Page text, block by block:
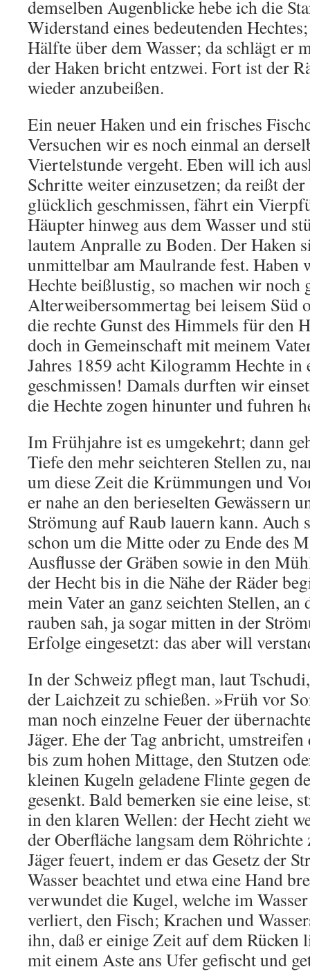
demselben Augenblicke hebe ich die
Widerstand eines bedeutenden
Hälfte über dem Wasser; da schlägt er
der Haken bricht entzwei. Fort ist der
wieder anzubeißen.
Ein neuer Haken und ein frisches
Versuchen wir es noch einmal an
Viertelstunde vergeht. Eben will ich
Schritte weiter einzusetzen; da reißt
glücklich geschmissen, fährt ein
Häupter hinweg aus dem Wasser und
lautem Anpralle zu Boden. Der Haken
unmittelbar am Maulrande fest. Haben
Hechte beißlustig, so machen wir noch
Alterweibersommertag bei leisem Süd
die rechte Gunst des Himmels für den
doch in Gemeinschaft mit meinem
Jahres 1859 acht Kilogramm Hechte in
geschmissen! Damals durften wir
die Hechte zogen hinunter und fuhren
Im Frühjahre ist es umgekehrt; dann
Tiefe den mehr seichteren Stellen zu,
um diese Zeit die Krümmungen und
er nahe an den berieselten Gewässern
Strömung auf Raub lauern kann. Auch
schon um die Mitte oder zu Ende des
Ausflusse der Gräben sowie in den
der Hecht bis in die Nähe der Räder
mein Vater an ganz seichten Stellen, an
rauben sah, ja sogar mitten in der
Erfolge eingesetzt: das aber will
In der Schweiz pflegt man, laut
der Laichzeit zu schießen. »Früh vor
man noch einzelne Feuer der
Jäger. Ehe der Tag anbricht, umstreifen
bis zum hohen Mittage, den Stutzen
kleinen Kugeln geladene Flinte gegen
gesenkt. Bald bemerken sie eine leise,
in den klaren Wellen: der Hecht zieht
der Oberfläche langsam dem
Jäger feuert, indem er das Gesetz der
Wasser beachtet und etwa eine Hand
verwundet die Kugel, welche im
verliert, den Fisch; Krachen und
ihn, daß er einige Zeit auf dem Rücken
mit einem Aste ans Ufer gefischt und